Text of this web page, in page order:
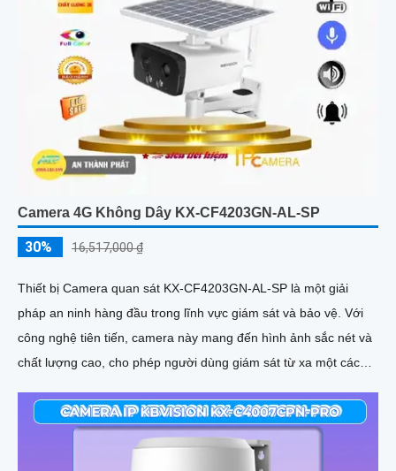
Camera 4G Không Dây KX-CF4203GN-AL-SP
30% 16,517,000 ₫
Thiết bị Camera quan sát KX-CF4203GN-AL-SP là một giải
pháp an ninh hàng đầu trong lĩnh vực giám sát và bảo vệ. Với
công nghệ tiên tiến, camera này mang đến hình ảnh sắc nét và
chất lượng cao, cho phép người dùng giám sát từ xa một cách